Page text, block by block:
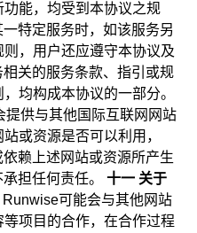
能，均受到本协议之规
特定服务时，如该服务另
，用户还应遵守本协议及
关的服务条款、指引或规
均构成本协议的一部分。
提供与其他国际互联网网站
或资源是否可以利用，
赖上述网站或资源所产生
担任何责任。 十一 关于
Runwise可能会与其他网站
项目的合作，在合作过程